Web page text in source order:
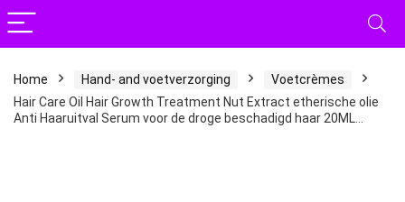
Home Hand- and voetverzorging
Voetcrèmes
Hair Care Oil Hair Growth Treatment Nut Extract etherische olie
Anti Haaruitval Serum voor de droge beschadigd haar 20ML…